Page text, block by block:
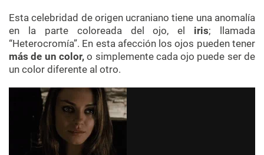
Esta celebridad de origen ucraniano tiene una anomalía
en la parte coloreada del ojo, el iris; llamada
“Heterocromía”. En esta afección los ojos pueden tener
más de un color,o simplemente cada ojo puede ser de
un color diferente al otro.